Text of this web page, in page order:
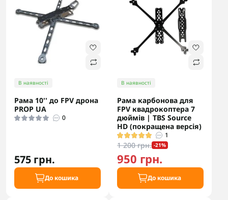
В наявності
Рама 10'' до FPV дрона
PROP UA
0
575 грн.
До кошика
В наявності
Рама карбонова для
FPV квадрокоптера 7
дюймів | TBS Source
HD (покращена версія)
1
1 200 грн. -21%
950 грн.
До кошика